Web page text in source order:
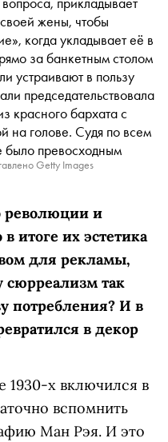
жены, чтобы
когда укладывает её в
за банкетным столом
устраивают в пользу
председательствовала
красного бархата с
на голове. Судя по всем
было превосходным
Getty Images
революции и
итоге их эстетика
для рекламы,
так
потребления? И в
в декор
1930-х включился в
вспомнить
Ман Рэя. И это